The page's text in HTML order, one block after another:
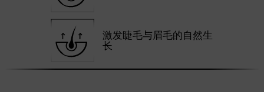
激发睫毛与眉毛的自然生
长